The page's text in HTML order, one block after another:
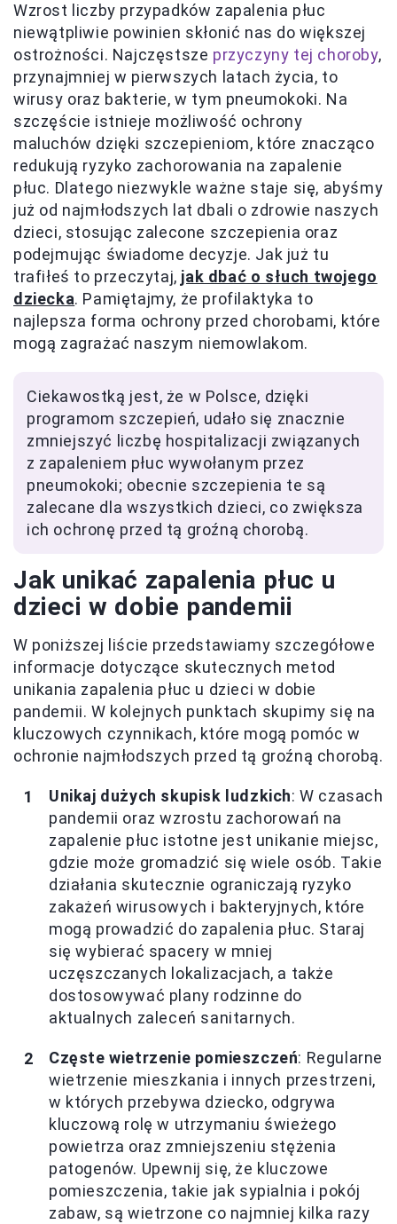
Wzrost liczby przypadków zapalenia płuc
niewątpliwie powinien skłonić nas do większej
ostrożności. Najczęstsze przyczyny tej choroby,
przynajmniej w pierwszych latach życia, to
wirusy oraz bakterie, w tym pneumokoki. Na
szczęście istnieje możliwość ochrony
maluchów dzięki szczepieniom, które znacząco
redukują ryzyko zachorowania na zapalenie
płuc. Dlatego niezwykle ważne staje się, abyśmy
już od najmłodszych lat dbali o zdrowie naszych
dzieci, stosując zalecone szczepienia oraz
podejmując świadome decyzje. Jak już tu
trafiłeś to przeczytaj, jak dbać o słuch twojego
dziecka. Pamiętajmy, że profilaktyka to
najlepsza forma ochrony przed chorobami, które
mogą zagrażać naszym niemowlakom.
Ciekawostką jest, że w Polsce, dzięki
programom szczepień, udało się znacznie
zmniejszyć liczbę hospitalizacji związanych
z zapaleniem płuc wywołanym przez
pneumokoki; obecnie szczepienia te są
zalecane dla wszystkich dzieci, co zwiększa
ich ochronę przed tą groźną chorobą.
Jak unikać zapalenia płuc u
dzieci w dobie pandemii
W poniższej liście przedstawiamy szczegółowe
informacje dotyczące skutecznych metod
unikania zapalenia płuc u dzieci w dobie
pandemii. W kolejnych punktach skupimy się na
kluczowych czynnikach, które mogą pomóc w
ochronie najmłodszych przed tą groźną chorobą.
Unikaj dużych skupisk ludzkich: W czasach
pandemii oraz wzrostu zachorowań na
zapalenie płuc istotne jest unikanie miejsc,
gdzie może gromadzić się wiele osób. Takie
działania skutecznie ograniczają ryzyko
zakażeń wirusowych i bakteryjnych, które
mogą prowadzić do zapalenia płuc. Staraj
się wybierać spacery w mniej
uczęszczanych lokalizacjach, a także
dostosowywać plany rodzinne do
aktualnych zaleceń sanitarnych.
Częste wietrzenie pomieszczeń: Regularne
wietrzenie mieszkania i innych przestrzeni,
w których przebywa dziecko, odgrywa
kluczową rolę w utrzymaniu świeżego
powietrza oraz zmniejszeniu stężenia
patogenów. Upewnij się, że kluczowe
pomieszczenia, takie jak sypialnia i pokój
zabaw, są wietrzone co najmniej kilka razy